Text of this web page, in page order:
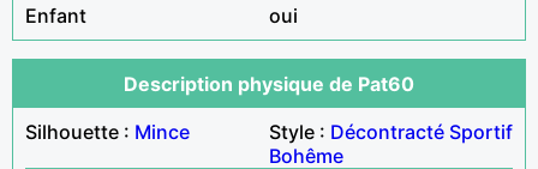
Enfant
oui
Description physique de Pat60
Silhouette : Mince Style : Décontracté Sportif
Bohême